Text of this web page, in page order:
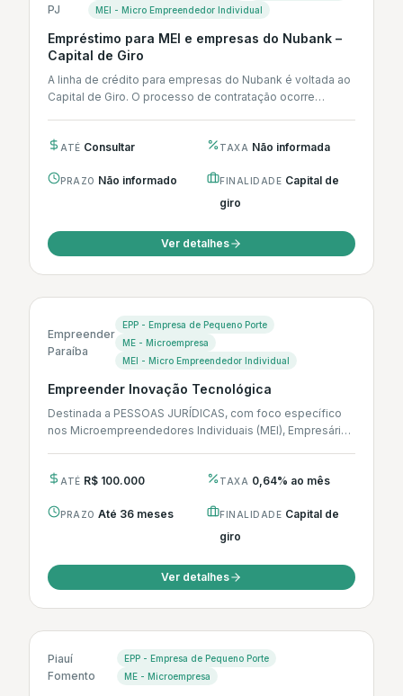
PJ
MEI - Micro Empreendedor Individual
Empréstimo para MEI e empresas do Nubank –
Capital de Giro
A linha de crédito para empresas do Nubank é voltada ao
Capital de Giro. O processo de contratação ocorre
ATÉ Consultar TAXA Não informada
PRAZO Não informado FINALIDADE Capital de
giro
Ver detalhes
Empreender
Paraíba
EPP - Empresa de Pequeno Porte
ME - Microempresa
MEI - Micro Empreendedor Individual
Empreender Inovação Tecnológica
Destinada a PESSOAS JURÍDICAS, com foco específico
nos Microempreendedores Individuais (MEI), Empresários
ATÉ R$ 100.000 TAXA 0,64% ao mês
PRAZO Até 36 meses FINALIDADE Capital de
giro
Ver detalhes
Piauí
Fomento
EPP - Empresa de Pequeno Porte
ME - Microempresa